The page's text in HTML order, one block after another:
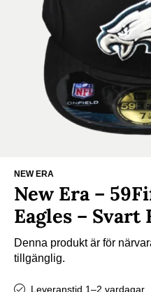
NEW ERA
New Era –
Eagles – Svart
Denna produkt är för
tillgänglig.
Leveranstid 1–2 vardagar